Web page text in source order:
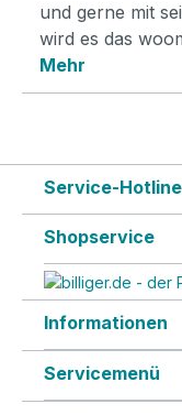
und gerne mit
wird es das
Mehr
Service-Hotline
Shopservice
Informationen
Servicemenü